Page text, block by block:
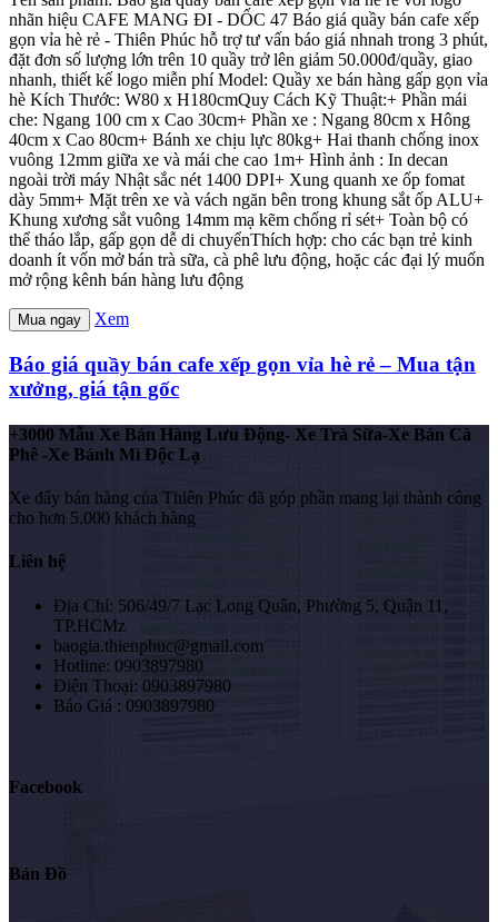
nhãn hiệu CAFE MANG ĐI - DỐC 47 Báo giá quầy bán cafe xếp
gọn vỉa hè rẻ - Thiên Phúc hỗ trợ tư vấn báo giá nhnah trong 3 phút,
đặt đơn số lượng lớn trên 10 quầy trở lên giảm 50.000đ/quầy, giao
nhanh, thiết kế logo miễn phí Model: Quầy xe bán hàng gấp gọn vỉa
hè Kích Thước: W80 x H180cmQuy Cách Kỹ Thuật:+ Phần mái
che: Ngang 100 cm x Cao 30cm+ Phần xe : Ngang 80cm x Hông
40cm x Cao 80cm+ Bánh xe chịu lực 80kg+ Hai thanh chống inox
vuông 12mm giữa xe và mái che cao 1m+ Hình ảnh : In decan
ngoài trời máy Nhật sắc nét 1400 DPI+ Xung quanh xe ốp fomat
dày 5mm+ Mặt trên xe và vách ngăn bên trong khung sắt ốp ALU+
Khung xương sắt vuông 14mm mạ kẽm chống rỉ sét+ Toàn bộ có
thể tháo lắp, gấp gọn dễ di chuyểnThích hợp: cho các bạn trẻ kinh
doanh ít vốn mở bán trà sữa, cà phê lưu động, hoặc các đại lý muốn
mở rộng kênh bán hàng lưu động
Mua ngay Xem
Báo giá quầy bán cafe xếp gọn vỉa hè rẻ – Mua tận
xưởng, giá tận gốc
+3000 Mẫu Xe Bán Hàng Lưu Động- Xe Trà Sữa-Xe Bán Cà
Phê -Xe Bánh Mì Độc Lạ
Xe đẩy bán hàng của Thiên Phúc đã góp phần mang lại thành công
cho hơn 5.000 khách hàng
Liên hệ
Địa Chỉ: 506/49/7 Lạc Long Quân, Phường 5, Quận 11,
TP.HCMz
baogia.thienphuc@gmail.com
Hotline: 0903897980
Điện Thoại: 0903897980
Báo Giá : 0903897980
Facebook
Bản Đồ